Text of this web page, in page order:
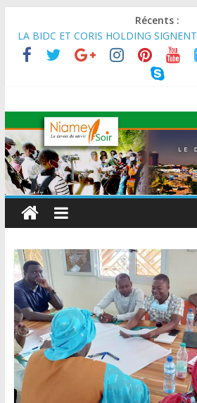
Récents :
LA BIDC ET CORIS HOLDING
FINANCEMENT DE 80 MILLIONS
RENFORCER LES CHAÎNES DE
ÉNERGÉTIQUES ET AGRICOLES EN
Général de Division Mohamed
son homologue du Burkina Faso et
BANQUE MONDIALE : L’IA offre un
en développement en panne de
AES : Le Chef de l’Etat a reçu en
ministres en charge de
Mali.
MARADI : Le Président de la
pour la célébration de la 3ᵉ édition de
l’Arbre (JNA).